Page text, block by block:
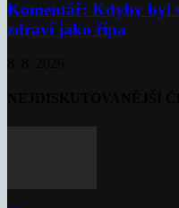
Komentář: Kdyby byl
zdraví jako řípa